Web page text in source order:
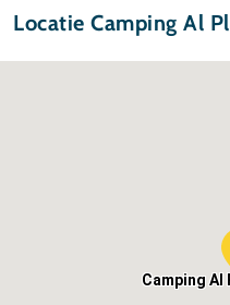
Locatie Camping Al
Camping Al